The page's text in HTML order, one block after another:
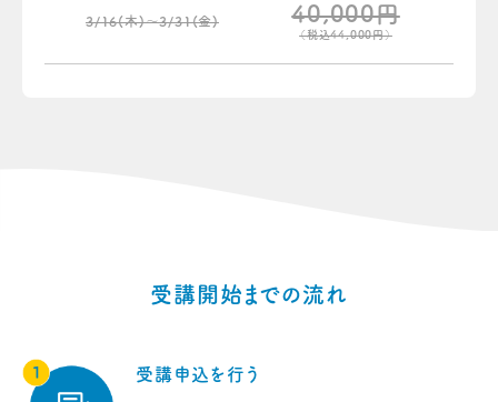
3/16(木)〜3/31(金) 40,000円
（税込44,000円）
受講開始までの流れ
受講申込を行う